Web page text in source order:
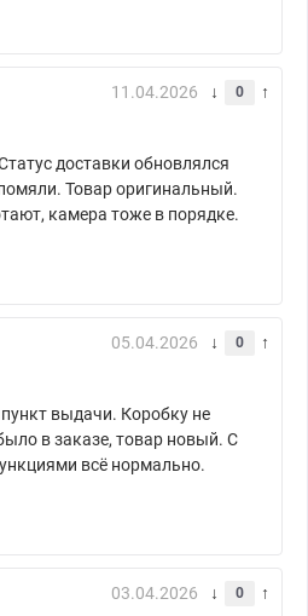
11.04.2026 0
доставки обновлялся
Товар оригинальный.
камера тоже в порядке.
05.04.2026 0
выдачи. Коробку не
в заказе, товар новый. С
всё нормально.
03.04.2026 0